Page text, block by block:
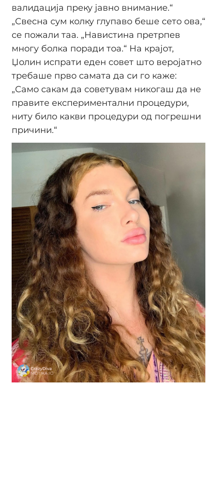
валидација преку јавно внимание.“
„Свесна сум колку глупаво беше сето ова,“
се пожали таа. „Навистина претрпев
многу болка поради тоа.“ На крајот,
Џолин испрати еден совет што веројатно
требаше прво самата да си го каже:
„Само сакам да советувам никогаш да не
правите експериментални процедури,
ниту било какви процедури од погрешни
причини.“